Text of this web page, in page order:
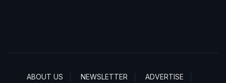
ABOUT US NEWSLETTER
ADVERTISE